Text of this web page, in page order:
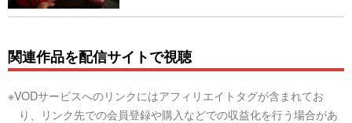
関連作品を配信サイトで視聴
※VODサービスへのリンクにはアフィリエイトタグが含まれてお
り、リンク先での会員登録や購入などでの収益化を行う場合があ